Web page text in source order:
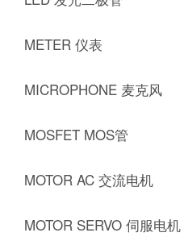
METER 仪表
MICROPHONE 麦克风
MOSFET MOS管
MOTOR AC 交流电机
MOTOR SERVO 伺服电机